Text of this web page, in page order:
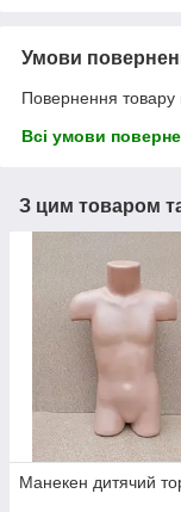
Умови
Повернення товару
Всі умови
З цим товаром
Манекен дитячий